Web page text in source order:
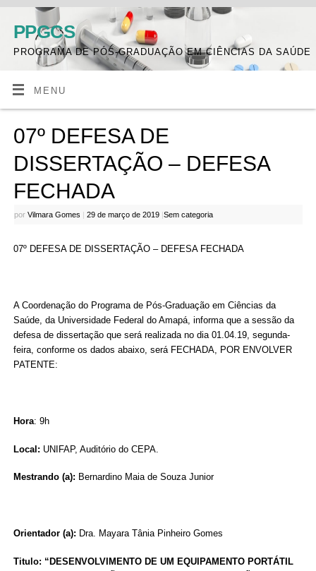
PPGCS
PROGRAMA DE PÓS-GRADUAÇÃO EM CIÊNCIAS DA SAÚDE
MENU
07º DEFESA DE
DISSERTAÇÃO – DEFESA
FECHADA
por Vilmara Gomes | 29 de março de 2019 |Sem categoria
07º DEFESA DE DISSERTAÇÃO – DEFESA FECHADA
A Coordenação do Programa de Pós-Graduação em Ciências da
Saúde, da Universidade Federal do Amapá, informa que a sessão da
defesa de dissertação que será realizada no dia 01.04.19, segunda-
feira, conforme os dados abaixo, será FECHADA, POR ENVOLVER
PATENTE:
Hora: 9h
Local: UNIFAP, Auditório do CEPA.
Mestrando (a): Bernardino Maia de Souza Junior
Orientador (a): Dra. Mayara Tânia Pinheiro Gomes
Titulo: “DESENVOLVIMENTO DE UM EQUIPAMENTO PORTÁTIL